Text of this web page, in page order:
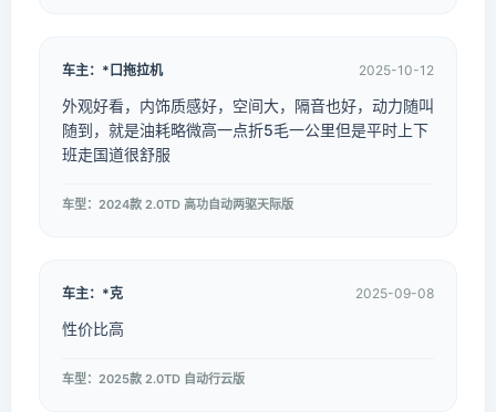
车主：*口拖拉机 2025-10-12
外观好看，内饰质感好，空间大，隔音也好，动力随叫
随到，就是油耗略微高一点折5毛一公里但是平时上下
班走国道很舒服
车型：2024款 2.0TD 高功自动两驱天际版
车主：*克 2025-09-08
性价比高
车型：2025款 2.0TD 自动行云版